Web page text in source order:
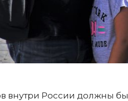
внутри России должны